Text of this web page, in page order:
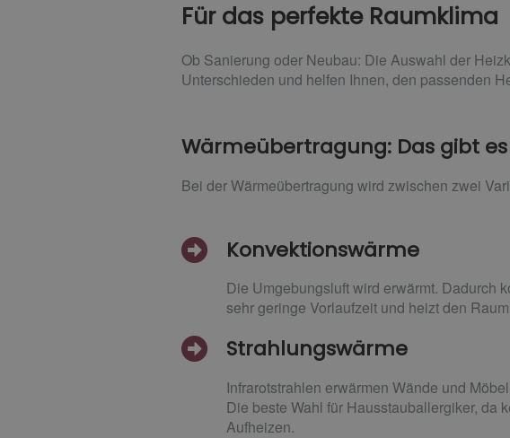
Für das perfekte Raumklima
Ob Sanierung oder Neubau: Die Auswahl der
Unterschieden und helfen Ihnen, den passenden
Wärmeübertragung: Das gibt
Bei der Wärmeübertragung wird zwischen zwei
Konvektionswärme
Die Umgebungsluft wird erwärmt. Dadurch
sehr geringe Vorlaufzeit und heizt den
Strahlungswärme
Infrarotstrahlen erwärmen Wände und
Die beste Wahl für Hausstauballergiker, da
Aufheizen.